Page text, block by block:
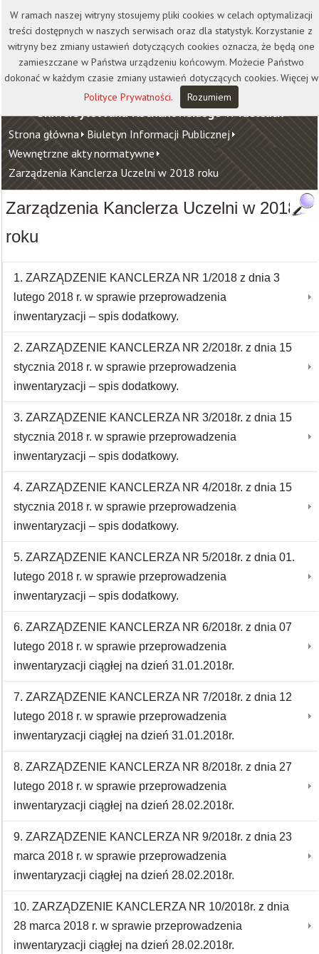
Kontakt Biblioteka
Wydawnictwo
Wirtualna Uczelnia
Uniwersytet Jana Kochanowskiego w Kielcach
Strona główna Biuletyn Informacji Publicznej
Wewnętrzne akty normatywne
Zarządzenia Kanclerza Uczelni w 2018 roku
Zarządzenia Kanclerza Uczelni w 2018
roku
1. ZARZĄDZENIE KANCLERZA NR 1/2018 z dnia 3
lutego 2018 r. w sprawie przeprowadzenia
inwentaryzacji – spis dodatkowy.
2. ZARZĄDZENIE KANCLERZA NR 2/2018r. z dnia 15
stycznia 2018 r. w sprawie przeprowadzenia
inwentaryzacji – spis dodatkowy.
3. ZARZĄDZENIE KANCLERZA NR 3/2018r. z dnia 15
stycznia 2018 r. w sprawie przeprowadzenia
inwentaryzacji – spis dodatkowy.
4. ZARZĄDZENIE KANCLERZA NR 4/2018r. z dnia 15
stycznia 2018 r. w sprawie przeprowadzenia
inwentaryzacji – spis dodatkowy.
5. ZARZĄDZENIE KANCLERZA NR 5/2018r. z dnia 01.
lutego 2018 r. w sprawie przeprowadzenia
inwentaryzacji – spis dodatkowy.
6. ZARZĄDZENIE KANCLERZA NR 6/2018r. z dnia 07
lutego 2018 r. w sprawie przeprowadzenia
inwentaryzacji ciągłej na dzień 31.01.2018r.
7. ZARZĄDZENIE KANCLERZA NR 7/2018r. z dnia 12
lutego 2018 r. w sprawie przeprowadzenia
inwentaryzacji ciągłej na dzień 31.01.2018r.
8. ZARZĄDZENIE KANCLERZA NR 8/2018r. z dnia 27
lutego 2018 r. w sprawie przeprowadzenia
inwentaryzacji ciągłej na dzień 28.02.2018r.
9. ZARZĄDZENIE KANCLERZA NR 9/2018r. z dnia 23
marca 2018 r. w sprawie przeprowadzenia
inwentaryzacji ciągłej na dzień 28.02.2018r.
10. ZARZĄDZENIE KANCLERZA NR 10/2018r. z dnia
28 marca 2018 r. w sprawie przeprowadzenia
inwentaryzacji ciągłej na dzień 28.02.2018r.
W ramach naszej witryny stosujemy pliki cookies w celach optymalizacji
treści dostępnych w naszych serwisach oraz dla statystyk. Korzystanie z
witryny bez zmiany ustawień dotyczących cookies oznacza, że będą one
zamieszczane w Państwa urządzeniu końcowym. Możecie Państwo
dokonać w każdym czasie zmiany ustawień dotyczących cookies. Więcej w
Polityce Prywatności. Rozumiem